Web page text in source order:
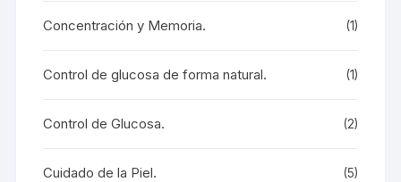
Concentración y Memoria. (1)
Control de glucosa de forma natural. (1)
Control de Glucosa. (2)
Cuidado de la Piel. (5)